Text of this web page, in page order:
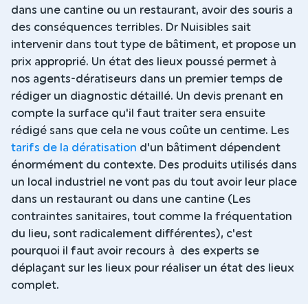
dans une cantine ou un restaurant, avoir des souris a
des conséquences terribles. Dr Nuisibles sait
intervenir dans tout type de bâtiment, et propose un
prix approprié. Un état des lieux poussé permet à
nos agents-dératiseurs dans un premier temps de
rédiger un diagnostic détaillé. Un devis prenant en
compte la surface qu'il faut traiter sera ensuite
rédigé sans que cela ne vous coûte un centime. Les
tarifs de la dératisation d'un bâtiment dépendent
énormément du contexte. Des produits utilisés dans
un local industriel ne vont pas du tout avoir leur place
dans un restaurant ou dans une cantine (Les
contraintes sanitaires, tout comme la fréquentation
du lieu, sont radicalement différentes), c'est
pourquoi il faut avoir recours à des experts se
déplaçant sur les lieux pour réaliser un état des lieux
complet.